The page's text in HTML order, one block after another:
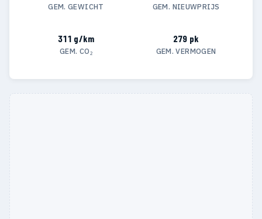
GEM. GEWICHT GEM. NIEUWPRIJS
311 g/km
GEM. CO₂
279 pk
GEM. VERMOGEN